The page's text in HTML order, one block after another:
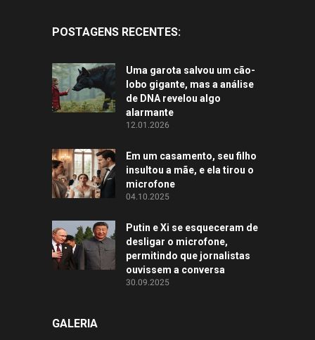
POSTAGENS RECENTES:
Uma garota salvou um cão-
lobo gigante, mas a análise
de DNA revelou algo
alarmante
12.01.2026
Em um casamento, seu filho
insultou a mãe, e ela tirou o
microfone
04.10.2025
Putin e Xi se esqueceram de
desligar o microfone,
permitindo que jornalistas
ouvissem a conversa
30.09.2025
GALERIA